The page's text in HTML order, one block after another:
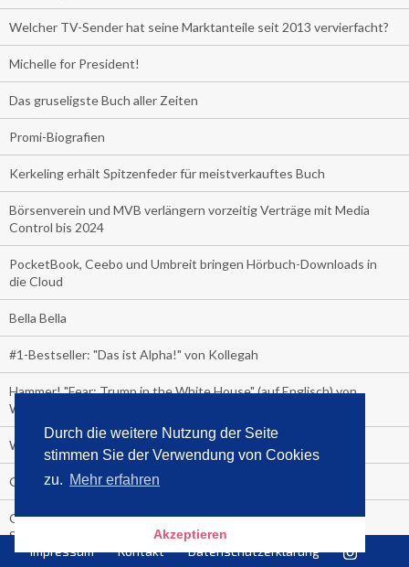
Durch die weitere Nutzung der Seite
stimmen Sie der Verwendung von Cookies
zu. Mehr erfahren
Akzeptieren
Welcher TV-Sender hat seine Marktanteile seit 2013 vervierfacht?
Michelle for President!
Das gruseligste Buch aller Zeiten
Promi-Biografien
Kerkeling erhält Spitzenfeder für meistverkauftes Buch
Börsenverein und MVB verlängern vorzeitig Verträge mit Media
Control bis 2024
PocketBook, Ceebo und Umbreit bringen Hörbuch-Downloads in
die Cloud
Bella Bella
#1-Bestseller: "Das ist Alpha!" von Kollegah
Hammer! "Fear: Trump in the White House" (auf Englisch) von
Watergate-Urgestein
Wie alt sind die TV-Zuschauer
Geisterfahrer auf Überholspur
Gegen Einsamkeit: Single-Haushalte schauen täglich fast 6
Stunden TV
Impressum Kontakt Datenschutzerklärung